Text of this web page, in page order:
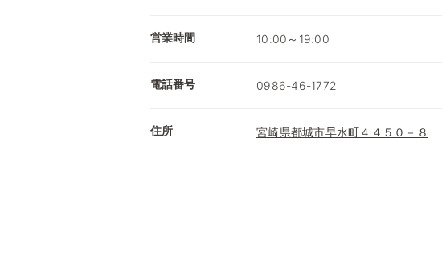
営業時間 10:00～19:00
電話番号 0986-46-1772
住所 宮崎県都城市早水町４４５０－８